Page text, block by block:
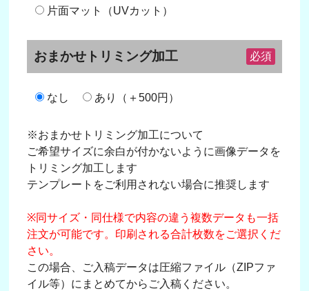
片面マット（UVカット）
おまかせトリミング加工 必須
なし あり（＋500円）
※おまかせトリミング加工について
ご希望サイズに余白が付かないように画像データを
トリミング加工します
テンプレートをご利用されない場合に推奨します
※同サイズ・同仕様で内容の違う複数データも一括
注文が可能です。印刷される合計枚数をご選択くだ
さい。
この場合、ご入稿データは圧縮ファイル（ZIPファ
イル等）にまとめてからご入稿ください。